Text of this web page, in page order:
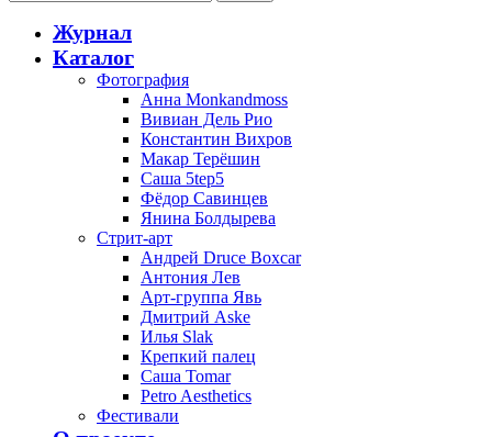
Журнал
Каталог
Фотография
Анна Monkandmoss
Вивиан Дель Рио
Константин Вихров
Макар Терёшин
Саша 5tep5
Фёдор Савинцев
Янина Болдырева
Стрит-арт
Андрей Druce Boxcar
Антония Лев
Арт-группа Явь
Дмитрий Aske
Илья Slak
Крепкий палец
Саша Tomar
Petro Aesthetics
Фестивали